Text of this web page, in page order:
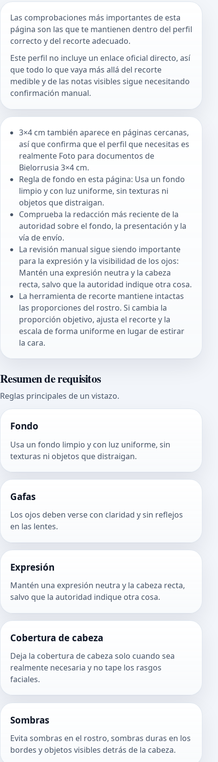
Las comprobaciones más importantes de esta
página son las que te mantienen dentro del perfil
correcto y del recorte adecuado.
Este perfil no incluye un enlace oficial directo, así
que todo lo que vaya más allá del recorte
medible y de las notas visibles sigue necesitando
confirmación manual.
3×4 cm también aparece en páginas cercanas,
así que confirma que el perfil que necesitas es
realmente Foto para documentos de
Bielorrusia 3×4 cm.
Regla de fondo en esta página: Usa un fondo
limpio y con luz uniforme, sin texturas ni
objetos que distraigan.
Comprueba la redacción más reciente de la
autoridad sobre el fondo, la presentación y la
vía de envío.
La revisión manual sigue siendo importante
para la expresión y la visibilidad de los ojos:
Mantén una expresión neutra y la cabeza
recta, salvo que la autoridad indique otra cosa.
La herramienta de recorte mantiene intactas
las proporciones del rostro. Si cambia la
proporción objetivo, ajusta el recorte y la
escala de forma uniforme en lugar de estirar
la cara.
Resumen de requisitos
Reglas principales de un vistazo.
Fondo
Usa un fondo limpio y con luz uniforme, sin
texturas ni objetos que distraigan.
Gafas
Los ojos deben verse con claridad y sin reflejos
en las lentes.
Expresión
Mantén una expresión neutra y la cabeza recta,
salvo que la autoridad indique otra cosa.
Cobertura de cabeza
Deja la cobertura de cabeza solo cuando sea
realmente necesaria y no tape los rasgos
faciales.
Sombras
Evita sombras en el rostro, sombras duras en los
bordes y objetos visibles detrás de la cabeza.